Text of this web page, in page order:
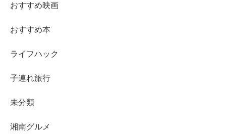
おすすめ映画
おすすめ本
ライフハック
子連れ旅行
未分類
湘南グルメ